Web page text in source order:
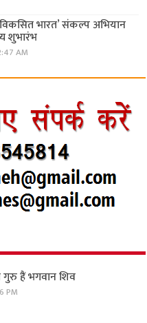
भारत’ संकल्प अभियान
शुभारंभ
AM
गुरु हैं भगवान शिव
PM